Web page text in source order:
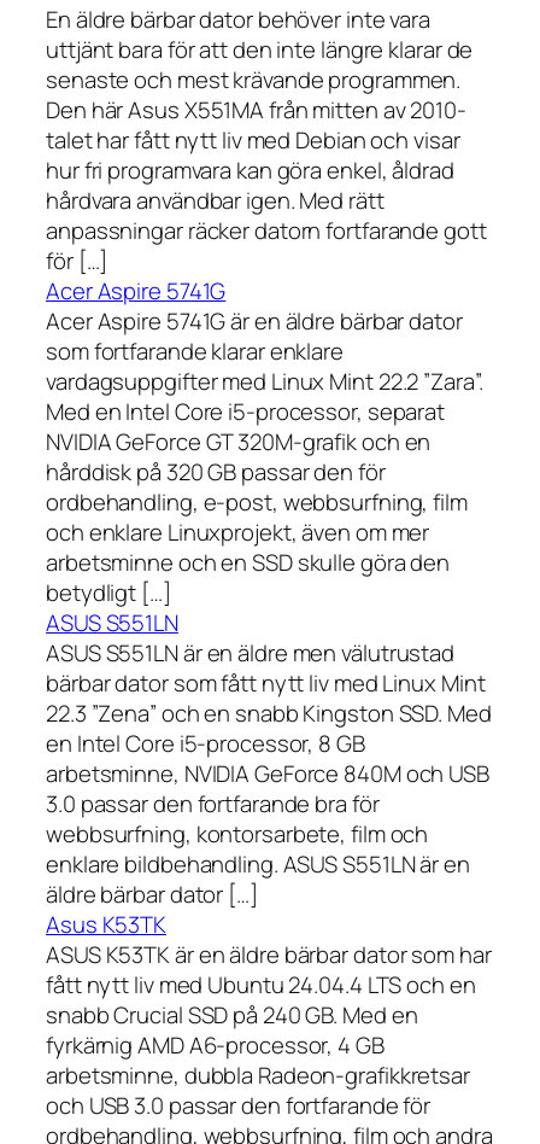
En äldre bärbar dator behöver inte vara
uttjänt bara för att den inte längre klarar de
senaste och mest krävande programmen.
Den här Asus X551MA från mitten av 2010-
talet har fått nytt liv med Debian och visar
hur fri programvara kan göra enkel, åldrad
hårdvara användbar igen. Med rätt
anpassningar räcker datorn fortfarande gott
för […]
Acer Aspire 5741G
Acer Aspire 5741G är en äldre bärbar dator
som fortfarande klarar enklare
vardagsuppgifter med Linux Mint 22.2 ”Zara”.
Med en Intel Core i5-processor, separat
NVIDIA GeForce GT 320M-grafik och en
hårddisk på 320 GB passar den för
ordbehandling, e-post, webbsurfning, film
och enklare Linuxprojekt, även om mer
arbetsminne och en SSD skulle göra den
betydligt […]
ASUS S551LN
ASUS S551LN är en äldre men välutrustad
bärbar dator som fått nytt liv med Linux Mint
22.3 ”Zena” och en snabb Kingston SSD. Med
en Intel Core i5-processor, 8 GB
arbetsminne, NVIDIA GeForce 840M och USB
3.0 passar den fortfarande bra för
webbsurfning, kontorsarbete, film och
enklare bildbehandling. ASUS S551LN är en
äldre bärbar dator […]
Asus K53TK
ASUS K53TK är en äldre bärbar dator som har
fått nytt liv med Ubuntu 24.04.4 LTS och en
snabb Crucial SSD på 240 GB. Med en
fyrkärnig AMD A6-processor, 4 GB
arbetsminne, dubbla Radeon-grafikkretsar
och USB 3.0 passar den fortfarande för
ordbehandling, webbsurfning, film och andra